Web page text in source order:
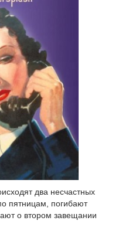
два несчастных
пятницам, погибают
о втором завещании